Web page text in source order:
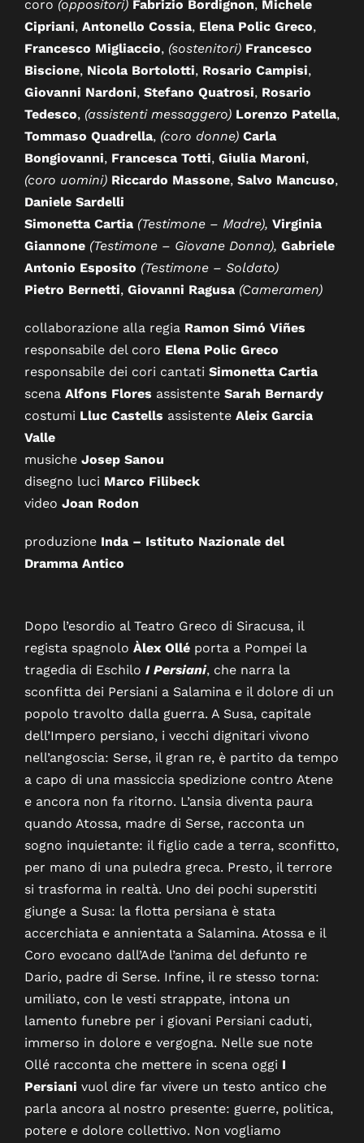
coro (oppositori) Fabrizio Bordignon, Michele
Cipriani, Antonello Cossia, Elena Polic Greco,
Francesco Migliaccio, (sostenitori) Francesco
Biscione, Nicola Bortolotti, Rosario Campisi,
Giovanni Nardoni, Stefano Quatrosi, Rosario
Tedesco, (assistenti messaggero) Lorenzo Patella,
Tommaso Quadrella, (coro donne) Carla
Bongiovanni, Francesca Totti, Giulia Maroni,
(coro uomini) Riccardo Massone, Salvo Mancuso,
Daniele Sardelli
Simonetta Cartia (Testimone – Madre), Virginia
Giannone (Testimone – Giovane Donna), Gabriele
Antonio Esposito (Testimone – Soldato)
Pietro Bernetti, Giovanni Ragusa (Cameramen)
collaborazione alla regia Ramon Simó Viñes
responsabile del coro Elena Polic Greco
responsabile dei cori cantati Simonetta Cartia
scena Alfons Flores assistente Sarah Bernardy
costumi Lluc Castells assistente Aleix Garcia
Valle
musiche Josep Sanou
disegno luci Marco Filibeck
video Joan Rodon
produzione Inda – Istituto Nazionale del
Dramma Antico
Dopo l’esordio al Teatro Greco di Siracusa, il
regista spagnolo Àlex Olléporta a Pompei la
tragedia di Eschilo I Persiani, che narra la
sconfitta dei Persiani a Salamina e il dolore di un
popolo travolto dalla guerra. A Susa, capitale
dell’Impero persiano, i vecchi dignitari vivono
nell’angoscia: Serse, il gran re, è partito da tempo
a capo di una massiccia spedizione contro Atene
e ancora non fa ritorno. L’ansia diventa paura
quando Atossa, madre di Serse, racconta un
sogno inquietante: il figlio cade a terra, sconfitto,
per mano di una puledra greca. Presto, il terrore
si trasforma in realtà. Uno dei pochi superstiti
giunge a Susa: la flotta persiana è stata
accerchiata e annientata a Salamina. Atossa e il
Coro evocano dall’Ade l’anima del defunto re
Dario, padre di Serse. Infine, il re stesso torna:
umiliato, con le vesti strappate, intona un
lamento funebre per i giovani Persiani caduti,
immerso in dolore e vergogna. Nelle sue note
Ollé racconta che mettere in scena oggi I
Persiani vuol dire far vivere un testo antico che
parla ancora al nostro presente: guerre, politica,
potere e dolore collettivo. Non vogliamo